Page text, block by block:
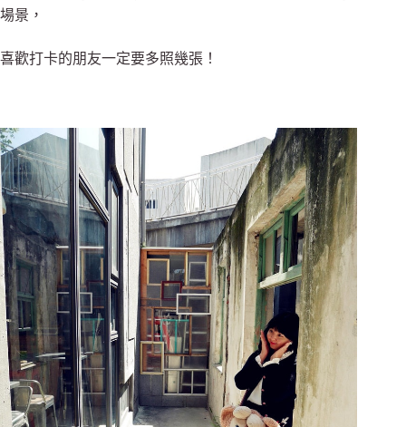
場景，
喜歡打卡的朋友一定要多照幾張！